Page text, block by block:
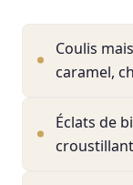
Coulis
caramel,
Éclats de